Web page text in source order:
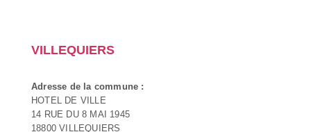
VILLEQUIERS
Adresse de la commune :
HOTEL DE VILLE
14 RUE DU 8 MAI 1945
18800 VILLEQUIERS